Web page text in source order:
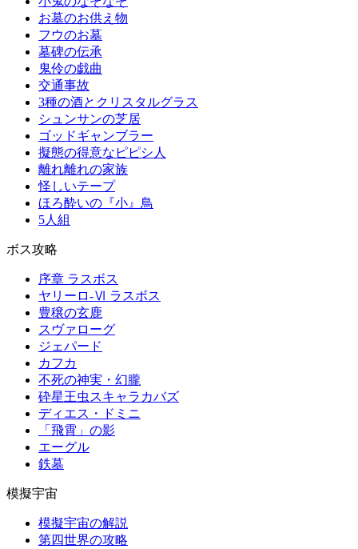
お墓のお供え物
フウのお墓
墓碑の伝承
鬼伶の戯曲
交通事故
3種の酒とクリスタルグラス
シュンサンの芝居
ゴッドギャンブラー
擬態の得意なピピシ人
離れ離れの家族
怪しいテープ
ほろ酔いの『小』鳥
5人組
ボス攻略
序章 ラスボス
ヤリーロ-Ⅵ ラスボス
豊穣の玄鹿
スヴァローグ
ジェパード
カフカ
不死の神実・幻朧
砕星王虫スキャラカバズ
ディエス・ドミニ
「飛霄」の影
エーグル
鉄墓
模擬宇宙
模擬宇宙の解説
第四世界の攻略